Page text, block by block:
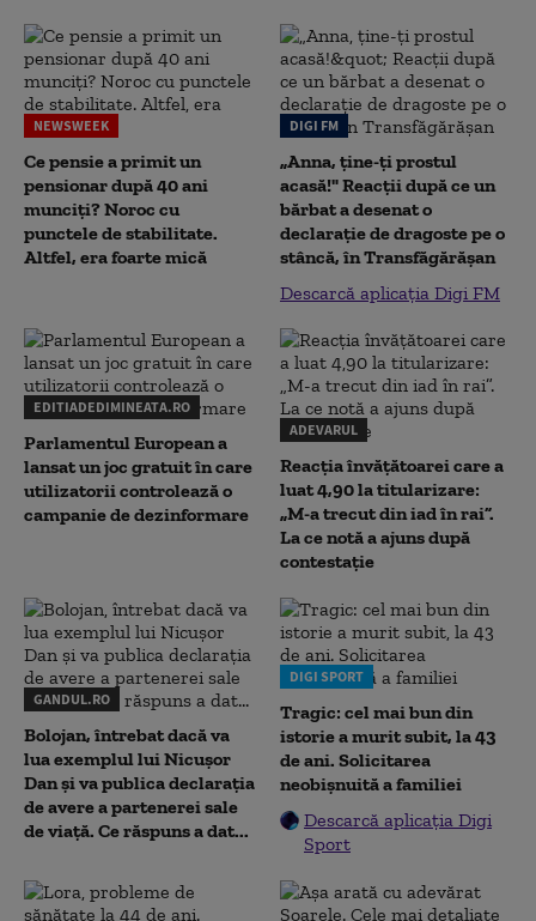
NEWSWEEK
Ce pensie a primit un
pensionar după 40 ani
munciți? Noroc cu
punctele de stabilitate.
Altfel, era foarte mică
DIGI FM
„Anna, ţine-ţi prostul
acasă!" Reacţii după ce un
bărbat a desenat o
declaraţie de dragoste pe o
stâncă, în Transfăgărăşan
Descarcă aplicația Digi FM
EDITIADEDIMINEATA.RO
Parlamentul European a
lansat un joc gratuit în care
utilizatorii controlează o
campanie de dezinformare
ADEVARUL
Reacția învățătoarei care a
luat 4,90 la titularizare:
„M-a trecut din iad în rai”.
La ce notă a ajuns după
contestație
GANDUL.RO
Bolojan, întrebat dacă va
lua exemplul lui Nicușor
Dan și va publica declarația
de avere a partenerei sale
de viață. Ce răspuns a dat...
DIGI SPORT
Tragic: cel mai bun din
istorie a murit subit, la 43
de ani. Solicitarea
neobișnuită a familiei
Descarcă aplicația Digi
Sport